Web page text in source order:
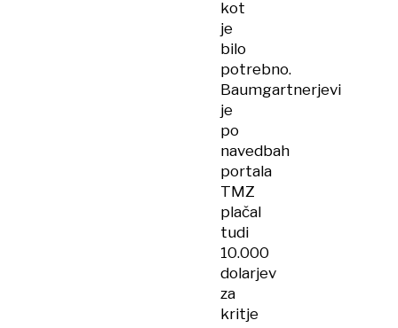
kot
je
bilo
potrebno.
Baumgartnerjevi
je
po
navedbah
portala
TMZ
plačal
tudi
10.000
dolarjev
za
kritje